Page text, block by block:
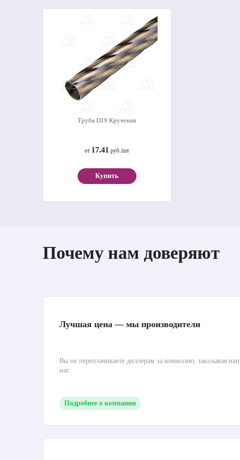
Труба D19 Крученая
от 17.41 руб./шт
Купить
Почему нам доверяют
Лучшая цена — мы производители
Вы не переплачиваете диллерам за комиссию, заказывая
нас.
Подробнее о компании